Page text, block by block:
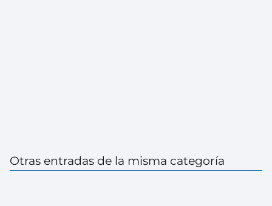
Otras entradas de la misma categoría